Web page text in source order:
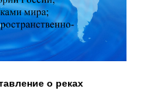
о реках